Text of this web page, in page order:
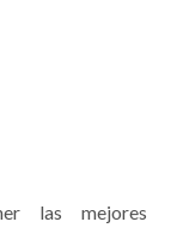
las mejores